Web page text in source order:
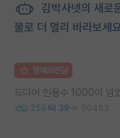
김박사넷의 새로
물로 더 멀리 바라보세
명예의전당
드디어 인용수 1000이 넘
259 39 50453